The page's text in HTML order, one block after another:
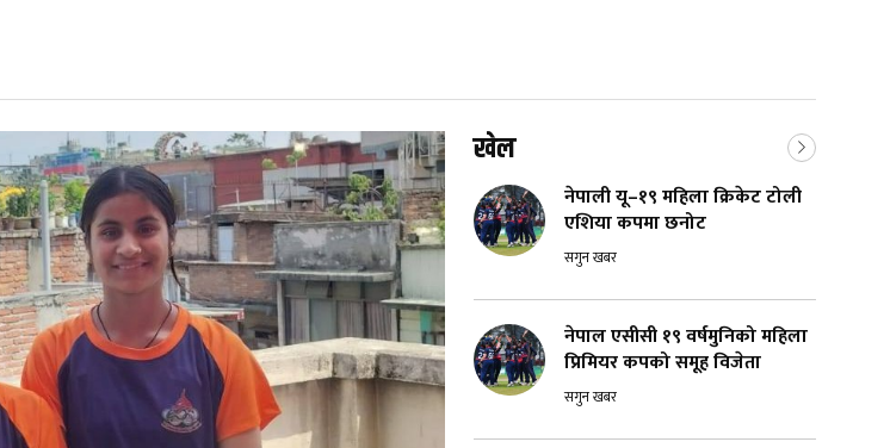
खेल
नेपाली यू–१९ महिला क्रिकेट टोली
एशिया कपमा छनोट
सगुन खबर
नेपाल एसीसी १९ वर्षमुनिको महिला
प्रिमियर कपको समूह विजेता
सगुन खबर